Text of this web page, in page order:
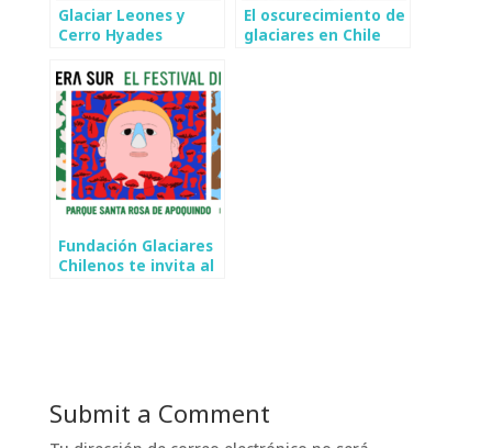
Glaciar Leones y
Cerro Hyades
El oscurecimiento de
glaciares en Chile
Fundación Glaciares
Chilenos te invita al
Submit a Comment